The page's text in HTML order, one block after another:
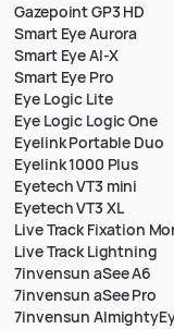
Gazepoint GP3 HD
Smart Eye Aurora
Smart Eye AI-X
Smart Eye Pro
Eye Logic Lite
Eye Logic Logic One
Eyelink Portable Duo
Eyelink 1000 Plus
Eyetech VT3 mini
Eyetech VT3 XL
Live Track Fixation
Live Track Lightning
7invensun aSee A6
7invensun aSee Pro
7invensun